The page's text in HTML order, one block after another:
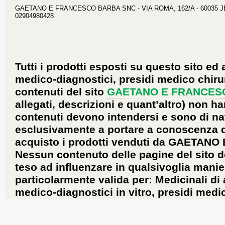
GAETANO E FRANCESCO BARBA SNC - VIA ROMA, 162/A - 60035
02904980428
Tutti i prodotti esposti su questo sito
medico-diagnostici, presidi medico
contenuti del sito GAETANO E
allegati, descrizioni e quant’altro) non
contenuti devono intendersi e sono di
esclusivamente a portare a
acquisto i prodotti venduti da GAETANO
Nessun contenuto delle pagine del sito
teso ad influenzare in qualsivoglia
particolarmente valida per: Medicinali
medico-diagnostici in vitro, presidi